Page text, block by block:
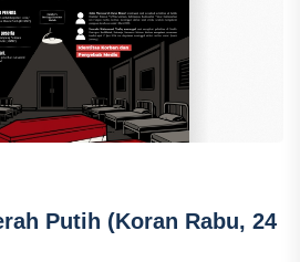
Putih (Koran Rabu, 24